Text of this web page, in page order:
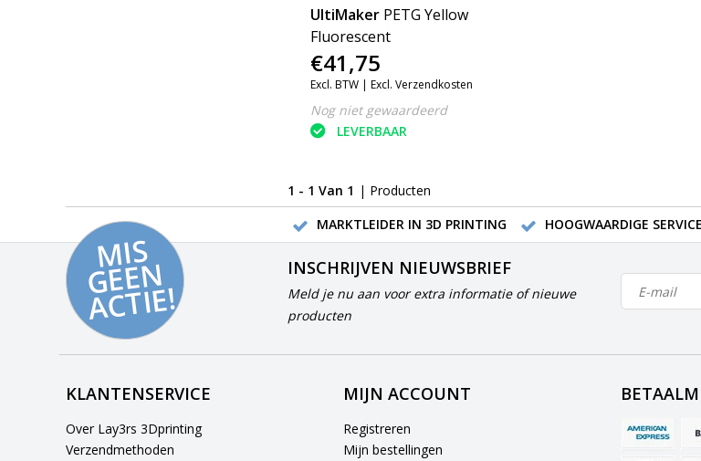
UltiMaker PETG Yellow
Fluorescent
€41,75
Excl. BTW | Excl. Verzendkosten
Nog niet gewaardeerd
LEVERBAAR
1 - 1 Van 1 | Producten
MARKTLEIDER IN 3D PRINTING
HOOGWAARDIGE
MI
S
G
E
E
N
A
C
TI
E!
INSCHRIJVEN NIEUWSBRIEF
Meld je nu aan voor extra informatie of nieuwe
producten
KLANTENSERVICE
Over Lay3rs 3Dprinting
Verzendmethoden
MIJN ACCOUNT
Registreren
Mijn bestellingen